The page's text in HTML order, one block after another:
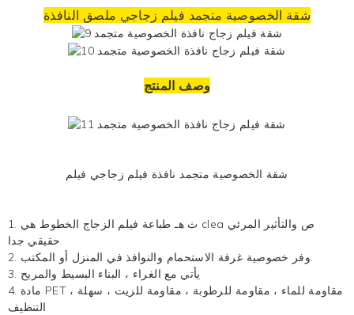
شقة الخصوصية متجمد فيلم زجاجي ملصق النافذة
وصف المنتج
شقة الخصوصية متجمد نافذة فيلم زجاجي فيلم
1. ثهـ طباعة فيلم الزجاج الخطوط هي clea ص والتأثير المرئي
حقيقي جدا.
2. وفر خصوصية غرفة الاستحمام والنوافذ في المنزل أو المكتب.
3. يأتي مع الغراء ، البناء البسيط والمريح
4. مادة PET ، مقاومة للماء ، مقاومة للرطوبة ، مقاومة للزيت ، سهلة
التنظيف